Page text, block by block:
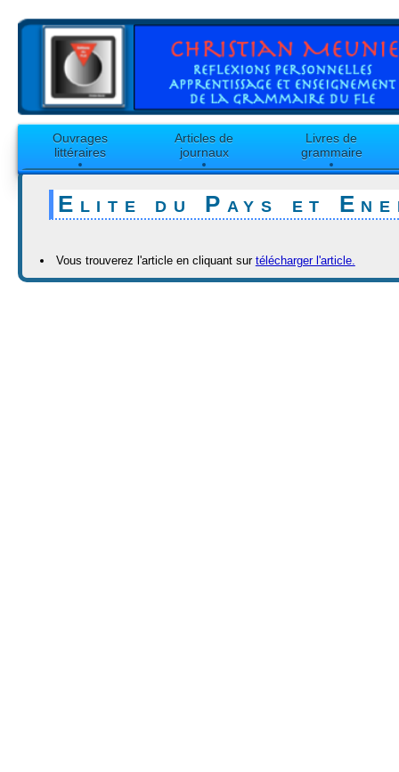
Ouvrages
littéraires
Articles de
journaux
Livres de
grammaire
Elite du Pays et
Vous trouverez l'article en cliquant sur télécharger l'article.